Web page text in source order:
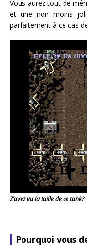
Vous aurez tout de
et une non moins
parfaitement à ce cas
Z’avez vu la taille de ce tank?
Pourquoi vous